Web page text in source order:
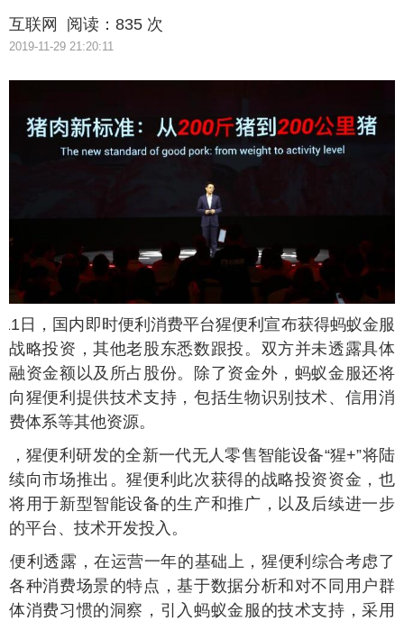
互联网 阅读： 835 次
2019-11-29 21:20:11
日，国内即时便利消费平台猩便利宣布获得蚂蚁金服
战略投资，其他老股东悉数跟投。双方并未透露具体
融资金额以及所占股份。除了资金外，蚂蚁金服还将
向猩便利提供技术支持，包括生物识别技术、信用消
费体系等其他资源。
，猩便利研发的全新一代无人零售智能设备“猩+”将陆
续向市场推出。猩便利此次获得的战略投资资金，也
将用于新型智能设备的生产和推广，以及后续进一步
的平台、技术开发投入。
便利透露，在运营一年的基础上，猩便利综合考虑了
各种消费场景的特点，基于数据分析和对不同用户群
体消费习惯的洞察，引入蚂蚁金服的技术支持，采用